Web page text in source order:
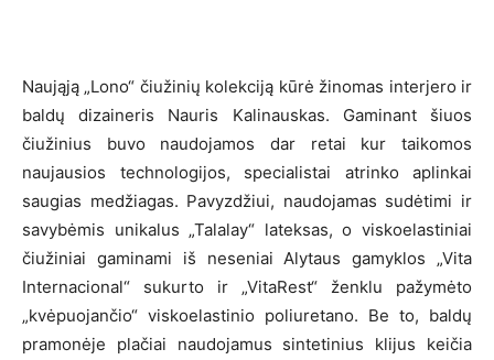
Naująją „Lono“ čiužinių kolekciją kūrė žinomas interjero ir
baldų dizaineris Nauris Kalinauskas. Gaminant šiuos
čiužinius buvo naudojamos dar retai kur taikomos
naujausios technologijos, specialistai atrinko aplinkai
saugias medžiagas. Pavyzdžiui, naudojamas sudėtimi ir
savybėmis unikalus „Talalay“ lateksas, o viskoelastiniai
čiužiniai gaminami iš neseniai Alytaus gamyklos „Vita
Internacional“ sukurto ir „VitaRest“ ženklu pažymėto
„kvėpuojančio“ viskoelastinio poliuretano. Be to, baldų
pramonėje plačiai naudojamus sintetinius klijus keičia